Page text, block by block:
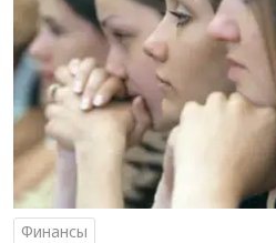
Финансы